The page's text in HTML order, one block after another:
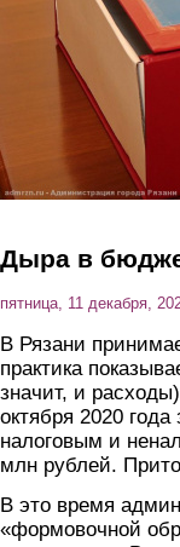
Дыра в
пятница, 11 декабря,
В Рязани
практика
значит, и
октября 2020
налоговым и
млн рублей.
В это время
«формовочной